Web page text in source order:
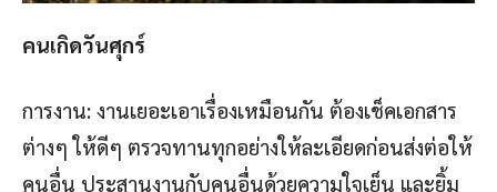
คนเกิดวันศุกร์
การงาน: งานเยอะเอาเรื่องเหมือนกัน ต้องเช็คเอกสาร
ต่างๆ ให้ดีๆ ตรวจทานทุกอย่างให้ละเอียดก่อนส่งต่อให้
คนอื่น ประสานงานกับคนอื่นด้วยความใจเย็น และยิ้ม